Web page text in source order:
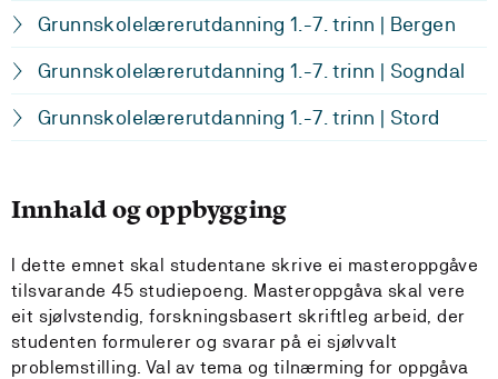
Grunnskolelærerutdanning 1.-7. trinn | Bergen
Grunnskolelærerutdanning 1.-7. trinn | Sogndal
Grunnskolelærerutdanning 1.-7. trinn | Stord
Innhald og oppbygging
I dette emnet skal studentane skrive ei masteroppgåve
tilsvarande 45 studiepoeng. Masteroppgåva skal vere
eit sjølvstendig, forskningsbasert skriftleg arbeid, der
studenten formulerer og svarar på ei sjølvvalt
problemstilling. Val av tema og tilnærming for oppgåva